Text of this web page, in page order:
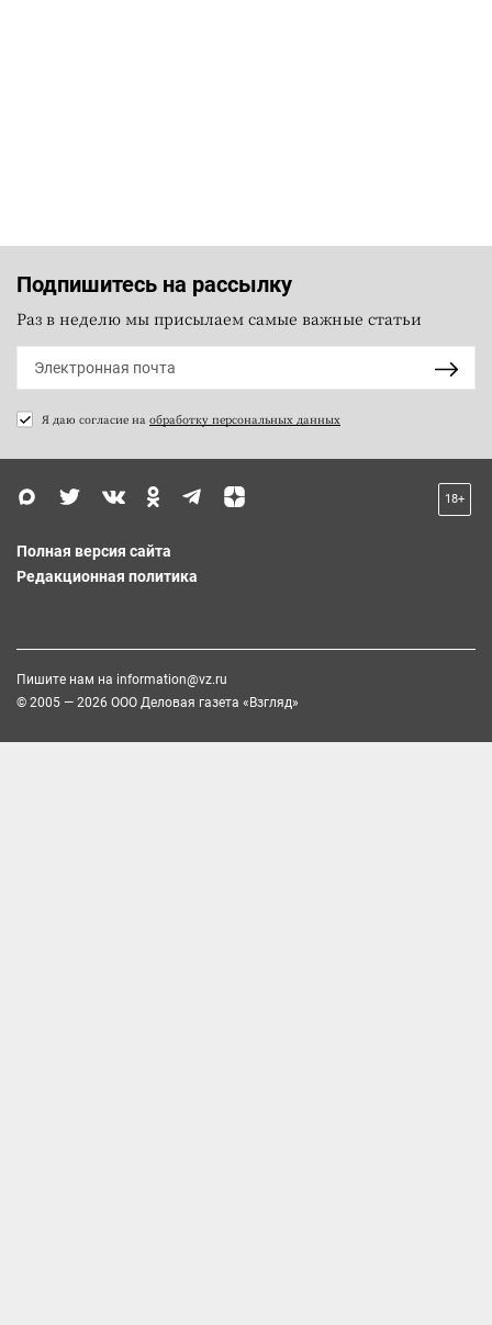
Подпишитесь на рассылку
Раз в неделю мы присылаем самые важные статьи
Я даю согласие на обработку персональных данных
18+
Полная версия сайта
Редакционная политика
Пишите нам на information@vz.ru
© 2005 — 2026 ООО Деловая газета «Взгляд»